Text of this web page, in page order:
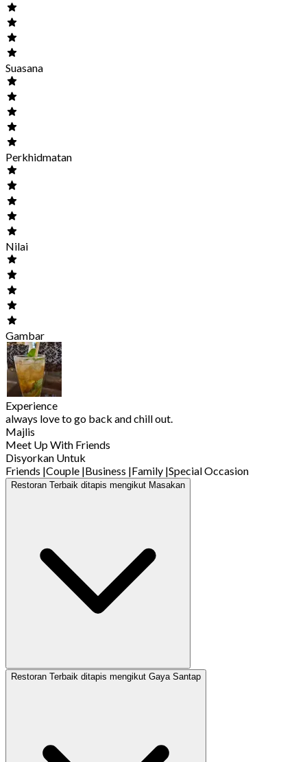
Suasana
Perkhidmatan
Nilai
Gambar
Experience
always love to go back and chill out.
Majlis
Meet Up With Friends
Disyorkan Untuk
Friends |Couple |Business |Family |Special Occasion
Restoran Terbaik ditapis mengikut Masakan
Restoran Terbaik ditapis mengikut Gaya Santap